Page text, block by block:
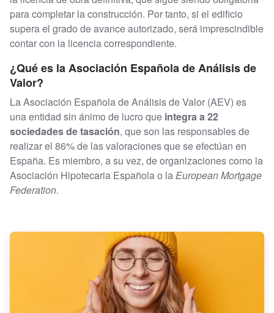
para completar la construcción. Por tanto, si el edificio
supera el grado de avance autorizado, será imprescindible
contar con la licencia correspondiente.
¿Qué es la Asociación Española de Análisis de
Valor?
La Asociación Española de Análisis de Valor (AEV) es
una entidad sin ánimo de lucro que integra a 22
sociedades de tasación, que son las responsables de
realizar el 86% de las valoraciones que se efectúan en
España. Es miembro, a su vez, de organizaciones como la
Asociación Hipotecaria Española o laEuropean Mortgage
Federation.